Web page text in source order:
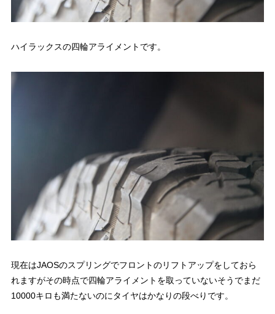
ハイラックスの四輪アライメントです。
現在はJAOSのスプリングでフロントのリフトアップをしておら
れますがその時点で四輪アライメントを取っていないそうでまだ
10000キロも満たないのにタイヤはかなりの段べりです。